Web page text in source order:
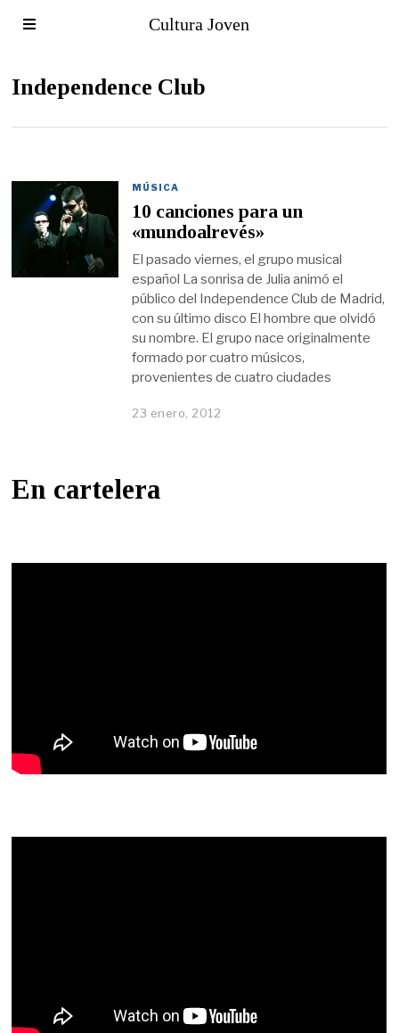
Cultura Joven
Independence Club
MÚSICA
10 canciones para un
«mundoalrevés»
El pasado viernes, el grupo musical
español La sonrisa de Julia animó el
público del Independence Club de Madrid,
con su último disco El hombre que olvidó
su nombre. El grupo nace originalmente
formado por cuatro músicos,
provenientes de cuatro ciudades
23 enero, 2012
En cartelera